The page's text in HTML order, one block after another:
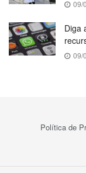
09/
Diga
09/
Política de